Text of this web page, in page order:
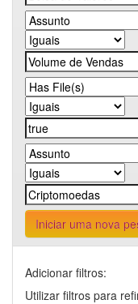
Iniciar uma nova
Adicionar filtros:
Utilizar filtros para